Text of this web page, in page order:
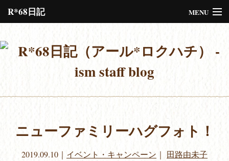
R*68日記 MENU
Please assign a menu to the primary menu location under
ニューファミリーハグフォト！
2019.09.10 ｜ イベント・キャンペーン ｜ 田路由未子